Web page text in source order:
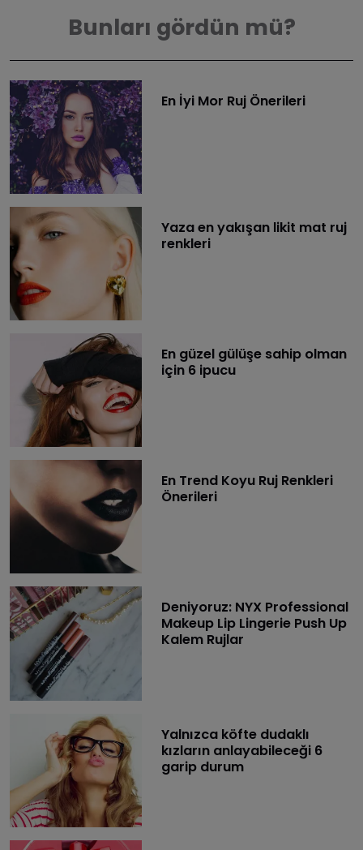
Bunları gördün mü?
En İyi Mor Ruj Önerileri
Yaza en yakışan likit mat ruj
renkleri
En güzel gülüşe sahip olman
için 6 ipucu
En Trend Koyu Ruj Renkleri
Önerileri
Deniyoruz: NYX Professional
Makeup Lip Lingerie Push Up
Kalem Rujlar
Yalnızca köfte dudaklı
kızların anlayabileceği 6
garip durum